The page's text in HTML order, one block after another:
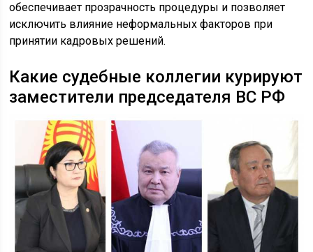
обеспечивает прозрачность процедуры и позволяет
исключить влияние неформальных факторов при
принятии кадровых решений.
Какие судебные коллегии курируют
заместители председателя ВС РФ